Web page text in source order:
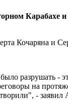
Карабахе и
Кочаряна и
разрушать -
на
- заявил